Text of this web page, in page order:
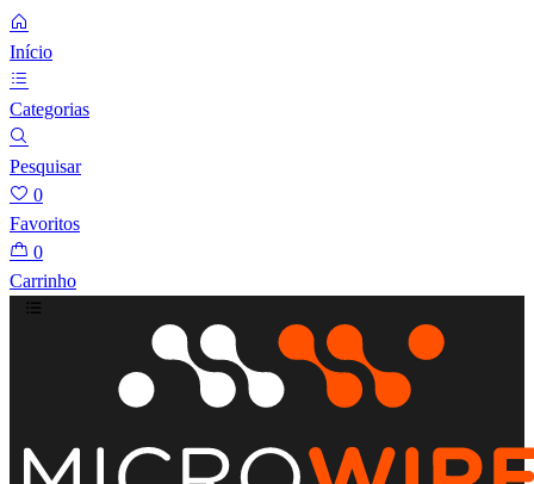
Início
Categorias
Pesquisar
0
Favoritos
0
Carrinho